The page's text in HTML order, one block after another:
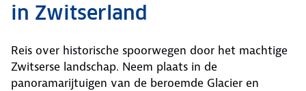
in Zwitserland
Reis over historische spoorwegen door het machtige
Zwitserse landschap. Neem plaats in de
panoramarijtuigen van de beroemde Glacier en